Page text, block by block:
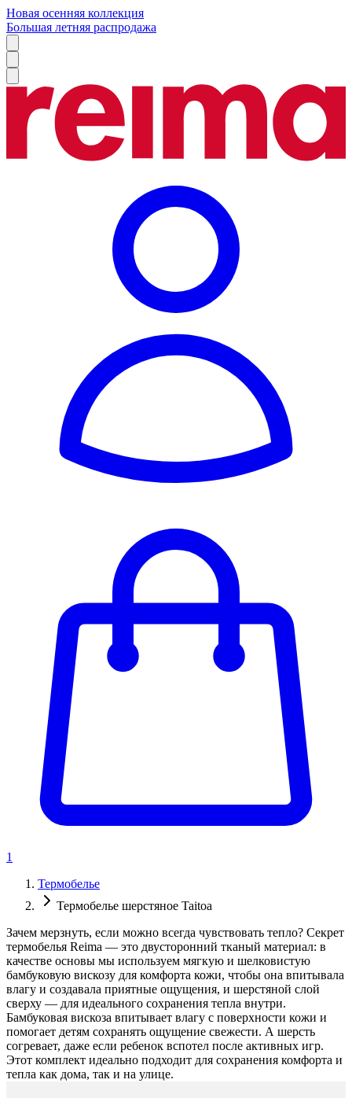
Новая осенняя коллекция
Большая летняя распродажа
1
Термобелье
Термобелье шерстяноe Taitoa
Зачем мерзнуть, если можно всегда чувствовать тепло? Секрет
термобелья Reima — это двусторонний тканый материал: в
качестве основы мы используем мягкую и шелковистую
бамбуковую вискозу для комфорта кожи, чтобы она впитывала
влагу и создавала приятные ощущения, и шерстяной слой
сверху — для идеального сохранения тепла внутри.
Бамбуковая вискоза впитывает влагу с поверхности кожи и
помогает детям сохранять ощущение свежести. А шерсть
согревает, даже если ребенок вспотел после активных игр.
Этот комплект идеально подходит для сохранения комфорта и
тепла как дома, так и на улице.